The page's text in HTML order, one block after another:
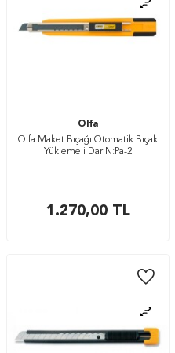
Olfa
Olfa Maket Bıçağı Otomatik Bıçak
Yüklemeli Dar N:Pa-2
1.270,00TL